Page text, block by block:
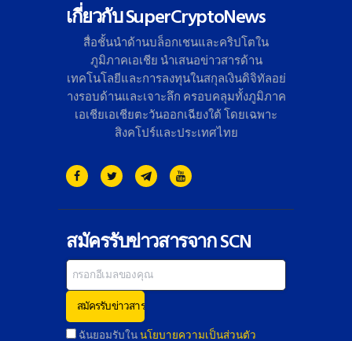
เกี่ยวกับ SuperCryptoNews
สื่อชั้นนำด้านบล็อกเชนและคริปโตใน
ภูมิภาคเอเชีย นำเสนอข่าวสารด้าน
เทคโนโลยีและการลงทุนในสกุลเงินดิจิทัลอย่
างรอบด้านและเจาะลึก ครอบคลุมทั้งภูมิภาค
เอเชียเอเชียตะวันออกเฉียงใต้ โดยเฉพาะ
สิงคโปร์และประเทศไทย
สมัครรับข่าวสารจาก SCN
ฉันยอมรับในนโยบายความเป็นส่วนตัว